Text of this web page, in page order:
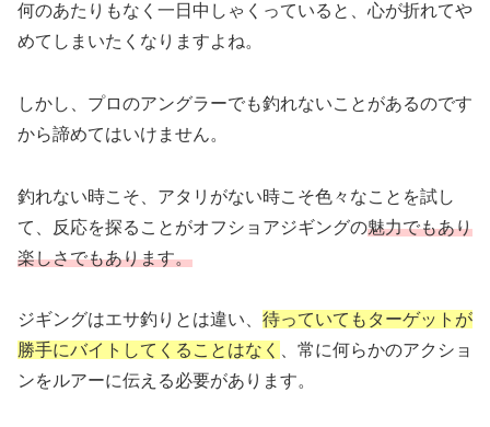
何のあたりもなく一日中しゃくっていると、心が折れてや
めてしまいたくなりますよね。
しかし、プロのアングラーでも釣れないことがあるのです
から諦めてはいけません。
釣れない時こそ、アタリがない時こそ色々なことを試し
て、反応を探ることがオフショアジギングの魅力でもあり
楽しさでもあります。
ジギングはエサ釣りとは違い、 待っていてもターゲットが
勝手にバイトしてくることはなく 、常に何らかのアクショ
ンをルアーに伝える必要があります。